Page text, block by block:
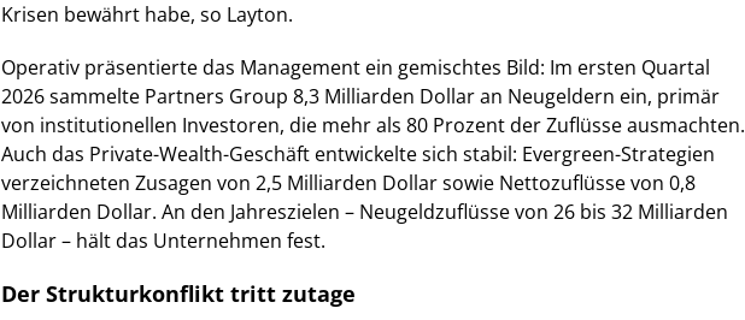
Krisen bewährt habe, so Layton.
Operativ präsentierte das Management ein gemischtes Bild: Im ersten Quartal
2026 sammelte Partners Group 8,3 Milliarden Dollar an Neugeldern ein, primär
von institutionellen Investoren, die mehr als 80 Prozent der Zuflüsse ausmachten.
Auch das Private-Wealth-Geschäft entwickelte sich stabil: Evergreen-Strategien
verzeichneten Zusagen von 2,5 Milliarden Dollar sowie Nettozuflüsse von 0,8
Milliarden Dollar. An den Jahreszielen – Neugeldzuflüsse von 26 bis 32 Milliarden
Dollar – hält das Unternehmen fest.
Der Strukturkonflikt tritt zutage